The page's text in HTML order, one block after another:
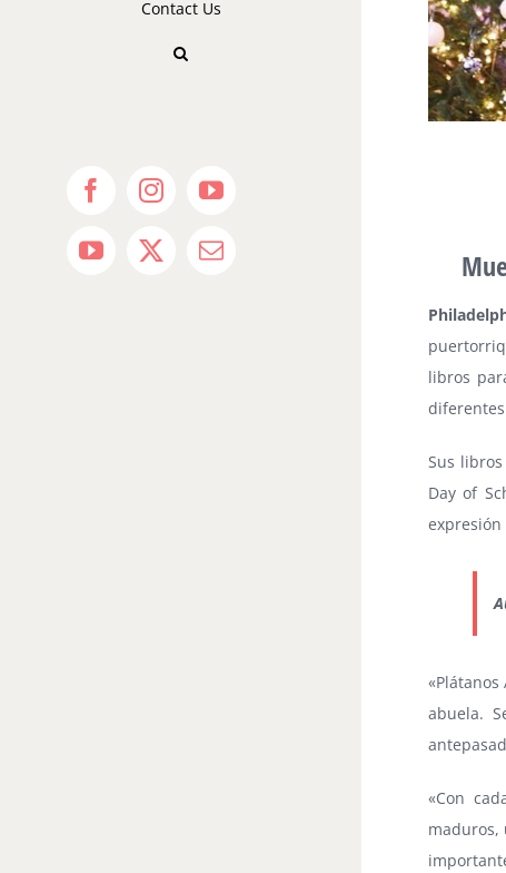
Contact Us
FacebookInstagramYouTube
YouTube
X Email
libros
Sus libros
Day of
abuela.
«Con
maduros,